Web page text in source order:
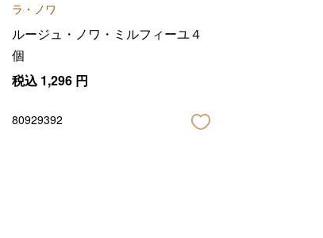
ラ・ノワ
ルージュ・ノワ・ミルフィーユ４
個
税込 1,296 円
80929392